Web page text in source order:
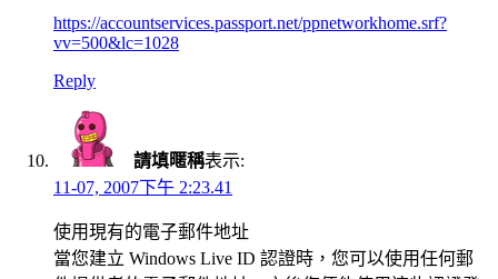
https://accountservices.passport.net/ppnetworkhome.srf?
vv=500&lc=1028
Reply
請填暱稱表示:
11-07, 2007下午 2:23.41
使用現有的電子郵件地址
當您建立 Windows Live ID 認證時，您可以使用任何郵